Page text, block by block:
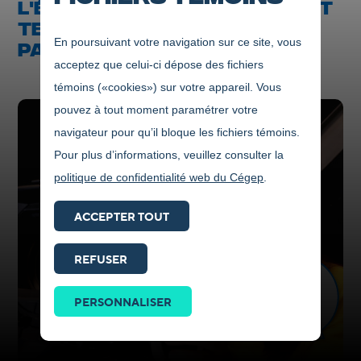
En poursuivant votre navigation sur ce site, vous
acceptez que celui-ci dépose des fichiers
témoins («cookies») sur votre appareil. Vous
pouvez à tout moment paramétrer votre
navigateur pour qu’il bloque les fichiers témoins.
Pour plus d’informations, veuillez consulter la
politique de confidentialité web du Cégep
ACCEPTER TOUT
REFUSER
PERSONNALISER
L'ÉCOLE SUPÉRIEURE EN ART ET
TECHNOLOGIE DES MÉDIAS : UN
PARTAGE DES SAVOIRS